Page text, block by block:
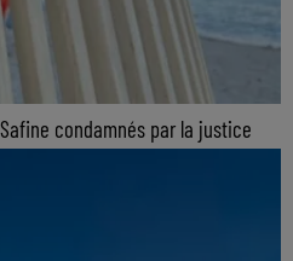
condamnés par la justice